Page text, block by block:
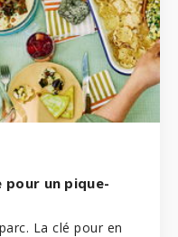
pour un pique-
La clé pour en